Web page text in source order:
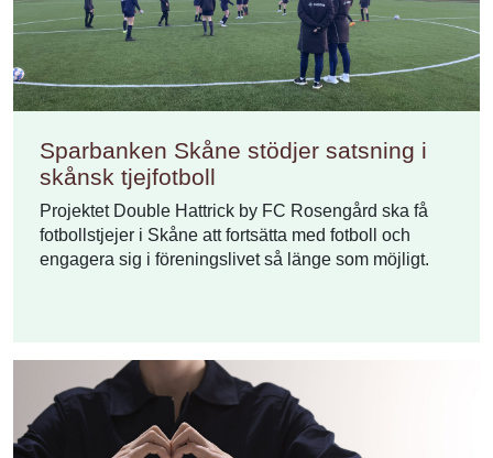
Sparbanken Skåne stödjer satsning i
skånsk tjejfotboll
Projektet Double Hattrick by FC Rosengård ska få
fotbollstjejer i Skåne att fortsätta med fotboll och
engagera sig i föreningslivet så länge som möjligt.